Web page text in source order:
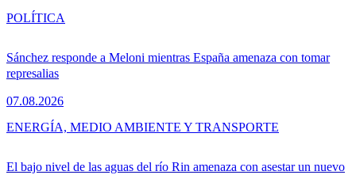
Sánchez responde a Meloni mientras España amenaza con tomar
represalias
07.08.2026
POLÍTICA
El bajo nivel de las aguas del río Rin amenaza con asestar un nuevo
ENERGÍA, MEDIO AMBIENTE Y TRANSPORTE